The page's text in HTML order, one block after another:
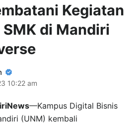
Kegiatan
di Mandiri
10:22 am
—Kampus Digital Bisnis
(UNM) kembali